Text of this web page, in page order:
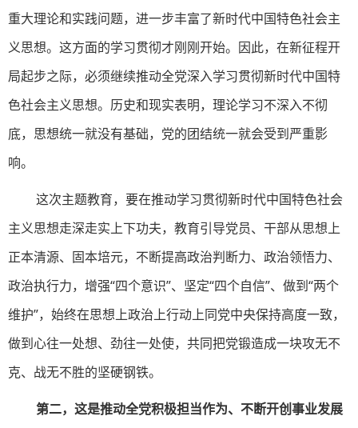
重大理论和实践问题，进一步丰富了新时代中国特色社会主
义思想。这方面的学习贯彻才刚刚开始。因此，在新征程开
局起步之际，必须继续推动全党深入学习贯彻新时代中国特
色社会主义思想。历史和现实表明，理论学习不深入不彻
底，思想统一就没有基础，党的团结统一就会受到严重影
响。
这次主题教育，要在推动学习贯彻新时代中国特色社会
主义思想走深走实上下功夫，教育引导党员、干部从思想上
正本清源、固本培元，不断提高政治判断力、政治领悟力、
政治执行力，增强“四个意识”、坚定“四个自信”、做到“两个
维护”，始终在思想上政治上行动上同党中央保持高度一致，
做到心往一处想、劲往一处使，共同把党锻造成一块攻无不
克、战无不胜的坚硬钢铁。
第二，这是推动全党积极担当作为、不断开创事业发展